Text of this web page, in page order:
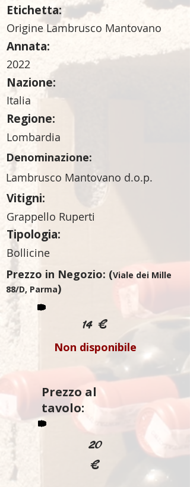
Etichetta:
Origine Lambrusco Mantovano
Annata:
2022
Nazione:
Italia
Regione:
Lombardia
Denominazione:
Lambrusco Mantovano d.o.p.
Vitigni:
Grappello Ruperti
Tipologia:
Bollicine
Prezzo in Negozio: (Viale dei Mille
88/D, Parma)
14 €
Non disponibile
Prezzo al
tavolo:
20
€